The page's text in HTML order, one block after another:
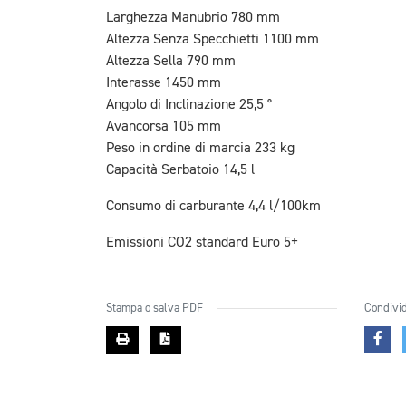
Larghezza Manubrio 780 mm
Altezza Senza Specchietti 1100 mm
Altezza Sella 790 mm
Interasse 1450 mm
Angolo di Inclinazione 25,5 °
Avancorsa 105 mm
Peso in ordine di marcia 233 kg
Capacità Serbatoio 14,5 l
Consumo di carburante 4,4 l/100km
Emissioni CO2 standard Euro 5+
Stampa o salva PDF